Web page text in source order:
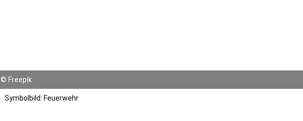
© Freepik
Symbolbild: Feuerwehr